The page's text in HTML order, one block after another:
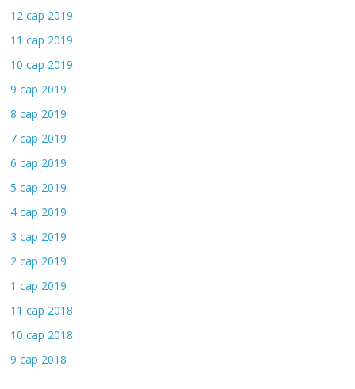
12 сар 2019
11 сар 2019
10 сар 2019
9 сар 2019
8 сар 2019
7 сар 2019
6 сар 2019
5 сар 2019
4 сар 2019
3 сар 2019
2 сар 2019
1 сар 2019
11 сар 2018
10 сар 2018
9 сар 2018